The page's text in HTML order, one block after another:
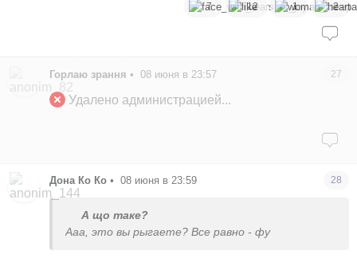
7 12 1 2
Горлаю зрання • 08 июня в 23:57 27
Удалено администрацией...
Дона Ко Ко • 08 июня в 23:59 28
А що таке?
Ааа, это вы рыгаете? Все равно - фу